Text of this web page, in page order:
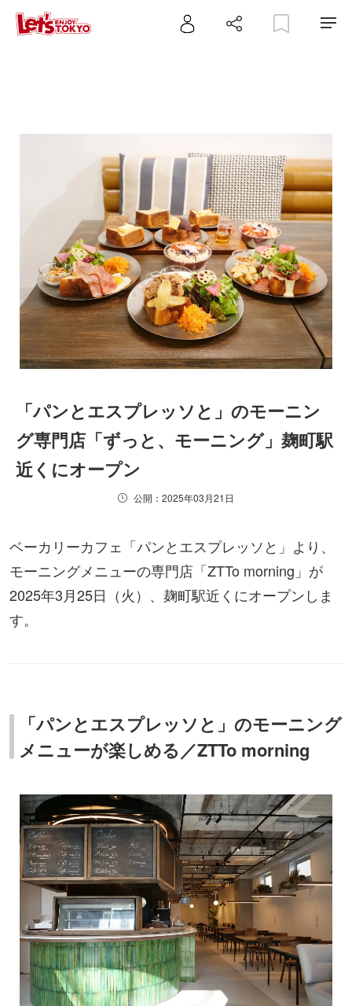
「パンとエスプレッソと」のモーニン
グ専門店「ずっと、モーニング」麹町駅
近くにオープン
公開：2025年03月21日
ベーカリーカフェ「パンとエスプレッソと」より、
モーニングメニューの専門店「ZTTo morning」が
2025年3月25日（火）、麹町駅近くにオープンしま
す。
「パンとエスプレッソと」のモーニング
メニューが楽しめる／ZTTo morning